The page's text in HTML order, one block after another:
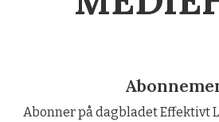
Abonner på dagbladet Effektivt